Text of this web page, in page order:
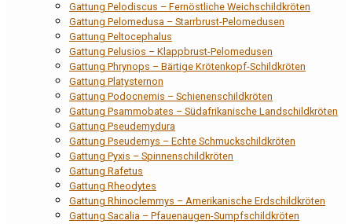
Gattung Pelodiscus – Fernöstliche Weichschildkröten
Gattung Pelomedusa – Starrbrust-Pelomedusen
Gattung Peltocephalus
Gattung Pelusios – Klappbrust-Pelomedusen
Gattung Phrynops – Bärtige Krötenkopf-Schildkröten
Gattung Platysternon
Gattung Podocnemis – Schienenschildkröten
Gattung Psammobates – Südafrikanische Landschildkröten
Gattung Pseudemydura
Gattung Pseudemys – Echte Schmuckschildkröten
Gattung Pyxis – Spinnenschildkröten
Gattung Rafetus
Gattung Rheodytes
Gattung Rhinoclemmys – Amerikanische Erdschildkröten
Gattung Sacalia – Pfauenaugen-Sumpfschildkröten